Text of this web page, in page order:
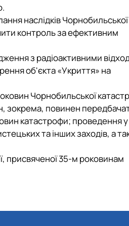
наслідків Чорнобильської
контроль за ефективним
з радіоактивними
об'єкта «Укриття» на
Чорнобильської
зокрема, повинен
катастрофи; проведення у
та інших заходів, а
присвяченої 35-м роковинам